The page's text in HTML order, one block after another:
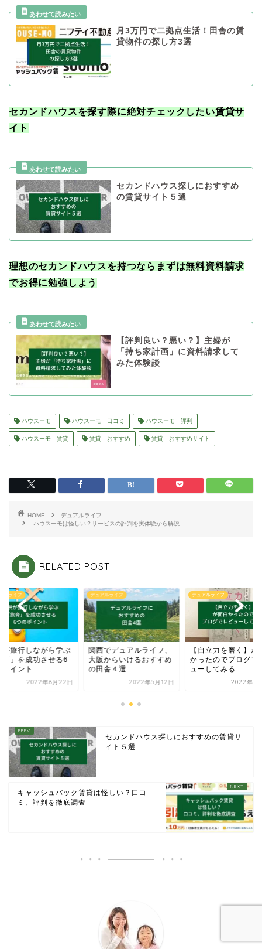
月3万円で二拠点生活！田舎の賃
貸物件の探し方3選
セカンドハウスを探す際に絶対チェックしたい賃貸サ
イト
セカンドハウス探しにおすすめ
の賃貸サイト５選
理想のセカンドハウスを持つならまずは無料資料請求
でお得に勉強しよう
【評判良い？悪い？】主婦が
「持ち家計画」に資料請求して
みた体験談
ハウスーモ ハウスーモ 口コミ ハウスーモ 評判
ハウスーモ 賃貸 賃貸 おすすめ 賃貸 おすすめサイト
HOME
デュアルライフ
ハウスーモは怪しい？サービスの評判を実体験から解説
RELATED POST
ルライフ
が旅行しながら学ぶ
育」を成功させる6
ポイント
2022年6月22日
デュアルライフ
関西でデュアルライフ、
大阪からいけるおすすめ
の田舎４選
2022年5月12日
デュアルライフ
【自立力を磨く】が
かったのでブログで
ューしてみる
2022年10
セカンドハウス探しにおすすめの賃貸サ
イト５選
キャッシュバック賃貸は怪しい？口コ
ミ、評判を徹底調査